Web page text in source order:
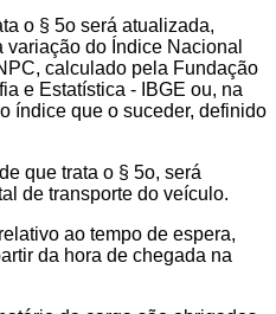
o § 5o será atualizada,
do Índice Nacional
calculado pela Fundação
e Estatística - IBGE ou, na
índice que o suceder, definido
que trata o § 5o, será
de transporte do veículo.
ao tempo de espera,
da hora de chegada na